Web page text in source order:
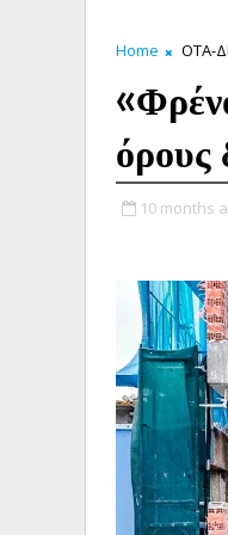
Home ΟΤΑ-
όρους
10 months